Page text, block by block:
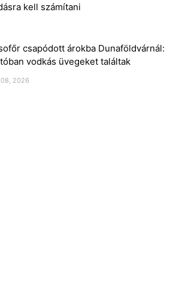
kell számítani
csapódott árokba Dunaföldvárnál:
vodkás üvegeket találtak
2026